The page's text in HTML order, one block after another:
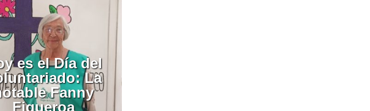
es el Día del
La
Fanny
Figueroa